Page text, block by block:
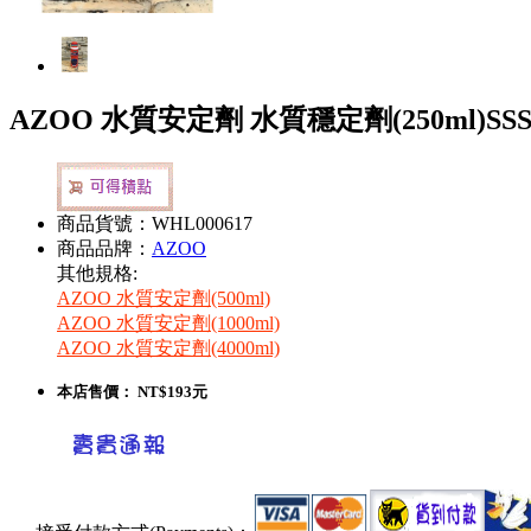
AZOO 水質安定劑 水質穩定劑
商品貨號：WHL000617
商品品牌： AZOO
其他規格:
AZOO 水質安定劑(500ml)
AZOO 水質安定劑(1000ml)
AZOO 水質安定劑(4000ml)
本店售價： NT$193元